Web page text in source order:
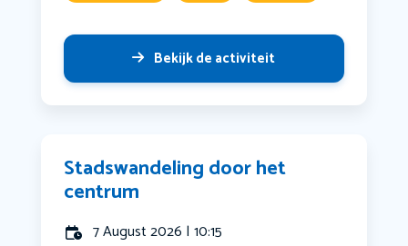
Bekijk de activiteit
Stadswandeling door het
centrum
7 August 2026 | 10:15